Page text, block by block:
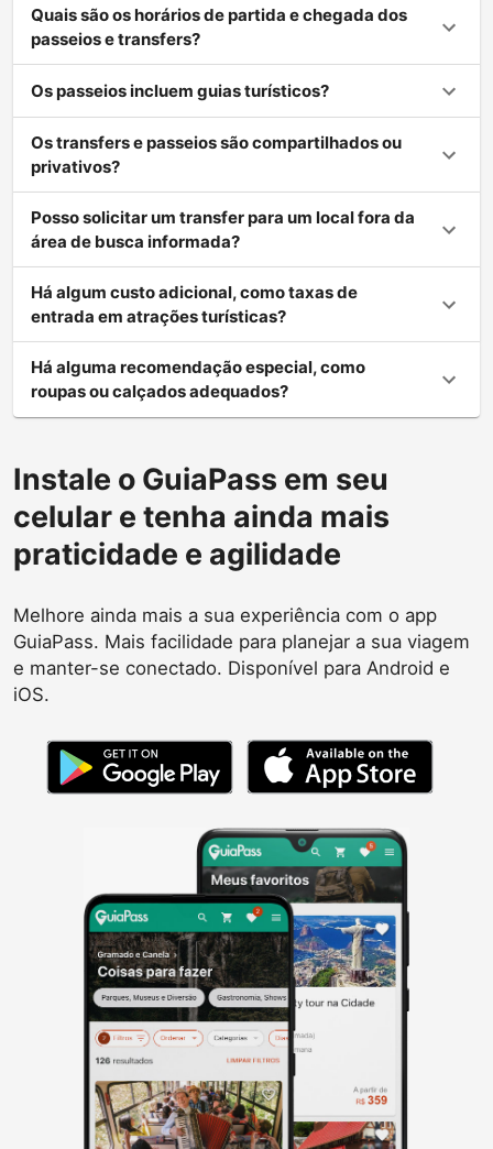
Quais são os horários de partida e chegada dos
passeios e transfers?
Os passeios incluem guias turísticos?
Os transfers e passeios são compartilhados ou
privativos?
Posso solicitar um transfer para um local fora da
área de busca informada?
Há algum custo adicional, como taxas de
entrada em atrações turísticas?
Há alguma recomendação especial, como
roupas ou calçados adequados?
Instale o GuiaPass em seu
celular e tenha ainda mais
praticidade e agilidade
Melhore ainda mais a sua experiência com o app
GuiaPass. Mais facilidade para planejar a sua viagem
e manter-se conectado. Disponível para Android e
iOS.